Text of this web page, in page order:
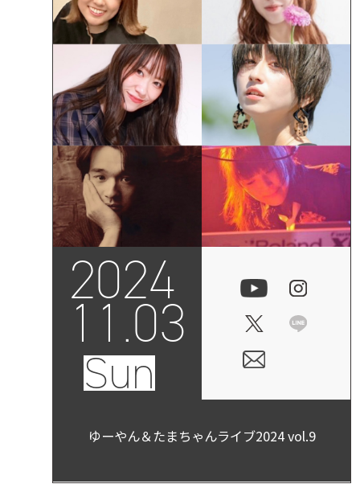
2024
11.03
Sun
ゆーやん＆たまちゃんライブ2024 vol.9